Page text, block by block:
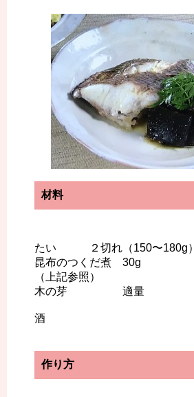
材料
たい ２切れ（150〜180g）
昆布のつくだ煮 30g
（上記参照）
木の芽 適量
酒
作り方